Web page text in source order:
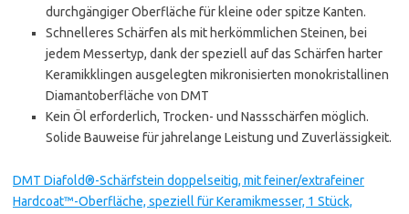
durchgängiger Oberfläche für kleine oder spitze Kanten.
Schnelleres Schärfen als mit herkömmlichen Steinen, bei
jedem Messertyp, dank der speziell auf das Schärfen harter
Keramikklingen ausgelegten mikronisierten monokristallinen
Diamantoberfläche von DMT
Kein Öl erforderlich, Trocken- und Nassschärfen möglich.
Solide Bauweise für jahrelange Leistung und Zuverlässigkeit.
DMT Diafold®-Schärfstein doppelseitig, mit feiner/extrafeiner
Hardcoat™-Oberfläche, speziell für Keramikmesser, 1 Stück,